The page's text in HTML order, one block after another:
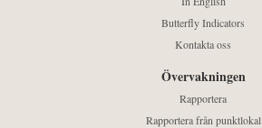
Butterfly Indicators
Kontakta oss
Övervakningen
Rapportera
Rapportera från punktlokal